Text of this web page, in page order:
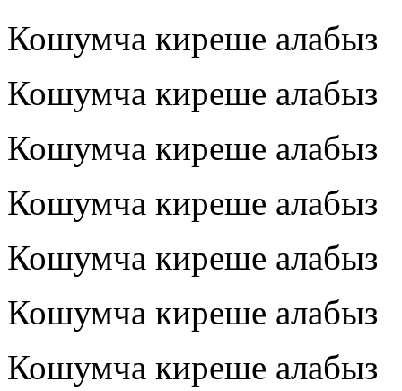
Кошумча киреше алабыз
Кошумча киреше алабыз
Кошумча киреше алабыз
Кошумча киреше алабыз
Кошумча киреше алабыз
Кошумча киреше алабыз
Кошумча киреше алабыз